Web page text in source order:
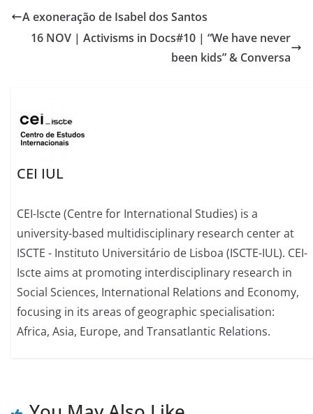
A exoneração de Isabel dos Santos
16 NOV | Activisms in Docs#10 | “We have never
been kids” & Conversa
CEI IUL
CEI-Iscte (Centre for International Studies) is a
university-based multidisciplinary research center at
ISCTE - Instituto Universitário de Lisboa (ISCTE-IUL). CEI-
Iscte aims at promoting interdisciplinary research in
Social Sciences, International Relations and Economy,
focusing in its areas of geographic specialisation:
Africa, Asia, Europe, and Transatlantic Relations.